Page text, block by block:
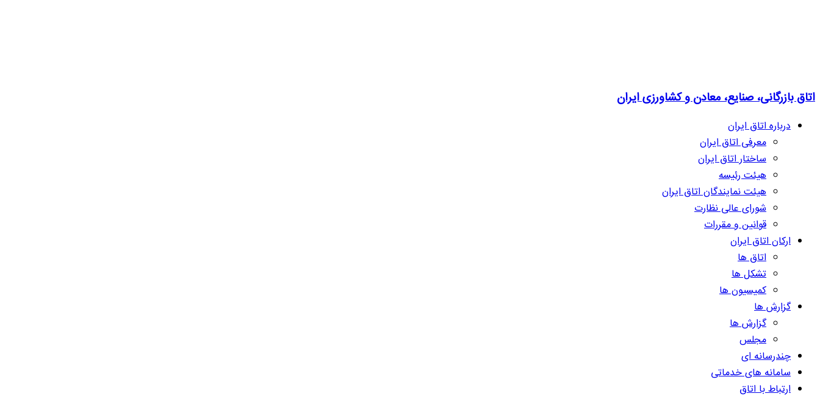
اتاق بازرگانی، صنایع، معادن و کشاورزی ایران
درباره اتاق ایران
معرفی اتاق ایران
ساختار اتاق ایران
هیئت رئیسه
هیئت نمایندگان اتاق ایران
شورای عالی نظارت
قوانین و مقررات
ارکان اتاق ایران
اتاق ها
تشکل ها
کمیسیون ها
گزارش ها
گزارش ها
مجلس
چندرسانه ای
سامانه های خدماتی
ارتباط با اتاق